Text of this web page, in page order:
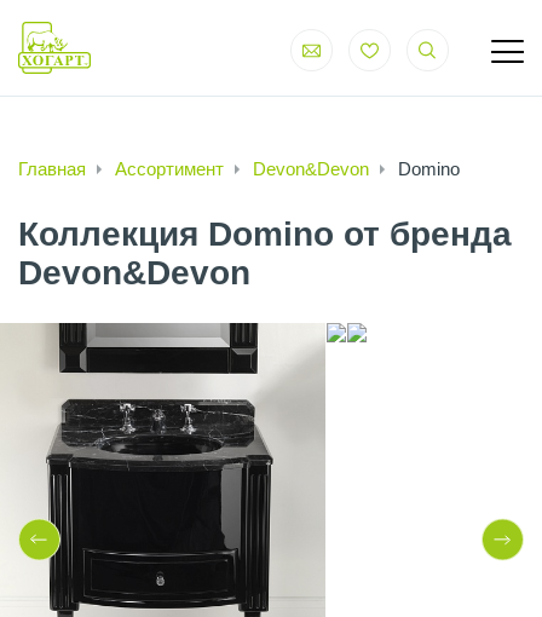
Главная Ассортимент Devon&Devon Domino
Коллекция Domino от бренда
Devon&Devon